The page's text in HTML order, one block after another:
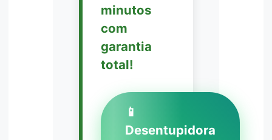
minutos
com
garantia
total!
📱
Desentupidora